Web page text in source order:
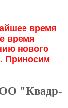
время
время
нового
Приносим
"Квадр-